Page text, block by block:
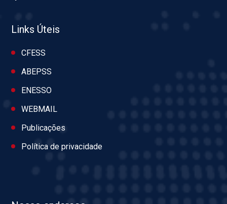
Links Úteis
CFESS
ABEPSS
ENESSO
WEBMAIL
Publicações
Política de privacidade